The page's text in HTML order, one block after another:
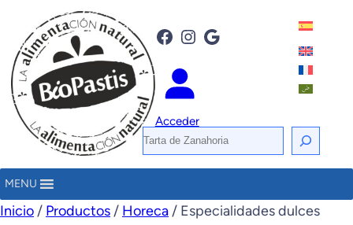
contenido
Facebook Instagram Google
Acceder
B
u
c
MENU
Inicio / Productos / Horeca / Especialidades dulces